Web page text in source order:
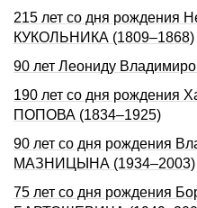
215 лет со дня рождения
КУКОЛЬНИКА (1809–1868)
90 лет Леониду
190 лет со дня рождения
ПОПОВА (1834–1925)
90 лет со дня рождения
МАЗНИЦЫНА (1934–2003)
75 лет со дня рождения